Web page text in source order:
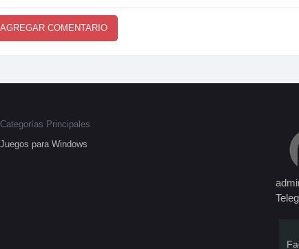
AGREGAR COMENTARIO
Categorías Principales
Juegos para Windows